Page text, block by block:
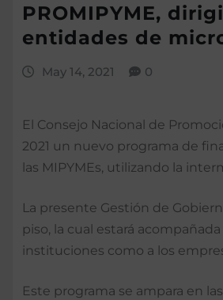
PROMIPYME,
entidades de
May 14, 2021 0
El Consejo Nacional de
2021 un nuevo programa de
las MIPYMEs, utilizando la
La presente Gestión de
piso, la cual estará
instituciones como a los
Este programa se ampara en